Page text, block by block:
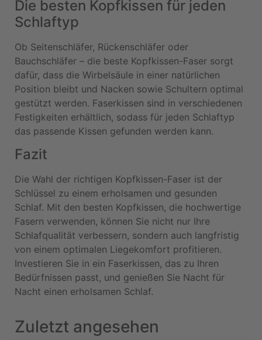
Die besten Kopfkissen für jeden
Schlaftyp
Ob Seitenschläfer, Rückenschläfer oder
Bauchschläfer – die beste Kopfkissen-Faser sorgt
dafür, dass die Wirbelsäule in einer natürlichen
Position bleibt und Nacken sowie Schultern optimal
gestützt werden. Faserkissen sind in verschiedenen
Festigkeiten erhältlich, sodass für jeden Schlaftyp
das passende Kissen gefunden werden kann.
Fazit
Die Wahl der richtigen Kopfkissen-Faser ist der
Schlüssel zu einem erholsamen und gesunden
Schlaf. Mit den besten Kopfkissen, die hochwertige
Fasern verwenden, können Sie nicht nur Ihre
Schlafqualität verbessern, sondern auch langfristig
von einem optimalen Liegekomfort profitieren.
Investieren Sie in ein Faserkissen, das zu Ihren
Bedürfnissen passt, und genießen Sie Nacht für
Nacht einen erholsamen Schlaf.
Zuletzt angesehen